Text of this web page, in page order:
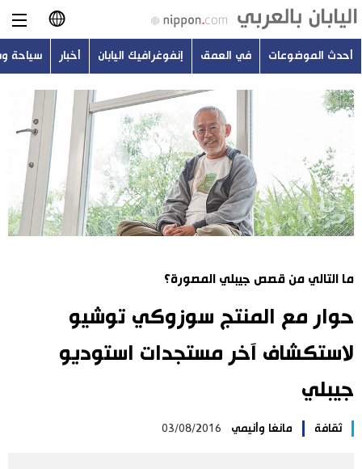
日本語
English
简体字
繁體字
Français
Русский
أحدث الموضوعات
في العمق
اليابان في فيديو
مانغا وأنيمي
أحدث الموضوعات في العمق إنفوغرافيك اليابان أخبار سياحة
ما التالي من قصص جيبلي المصورة؟
حوار مع المنتج سوزوكي توشيو
لاستكشاف آخر مستجدات استوديو
جيبلي
ثقافة مانغا وأنيمي 03/08/2016